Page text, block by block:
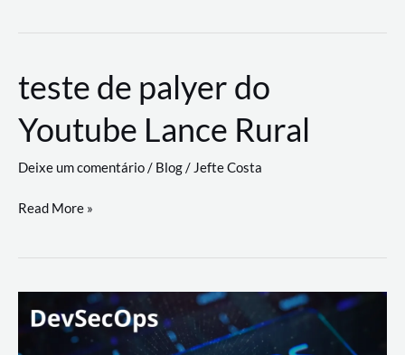
revoluciona
de
trabalho
com
a
workflows
teste de palyer do
Youtube Lance Rural
Deixe um comentário/ Blog/ Jefte Costa
teste
palyer
Lance
Read More »